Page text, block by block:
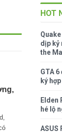
HOT
dịp kỷ
the
GTA
ký
Elden
hé lộ
ASUS